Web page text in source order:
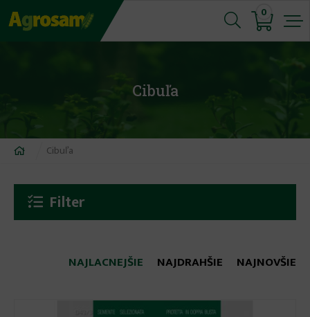
Jump
to
0
Cibuľa
Nachádzate
tu
Cibuľa
Filter
NAJLACNEJŠIE NAJDRAHŠIE NAJNOVŠIE